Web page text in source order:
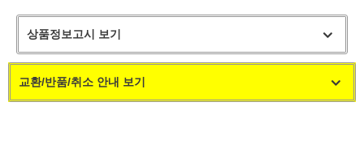
상품정보고시 보기
교환/반품/취소 안내 보기